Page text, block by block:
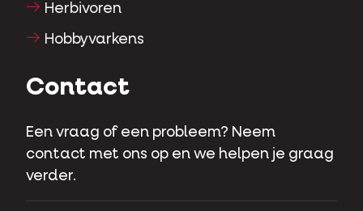
Herbivoren
Hobbyvarkens
Contact
Een vraag of een probleem? Neem
contact met ons op en we helpen je graag
verder.